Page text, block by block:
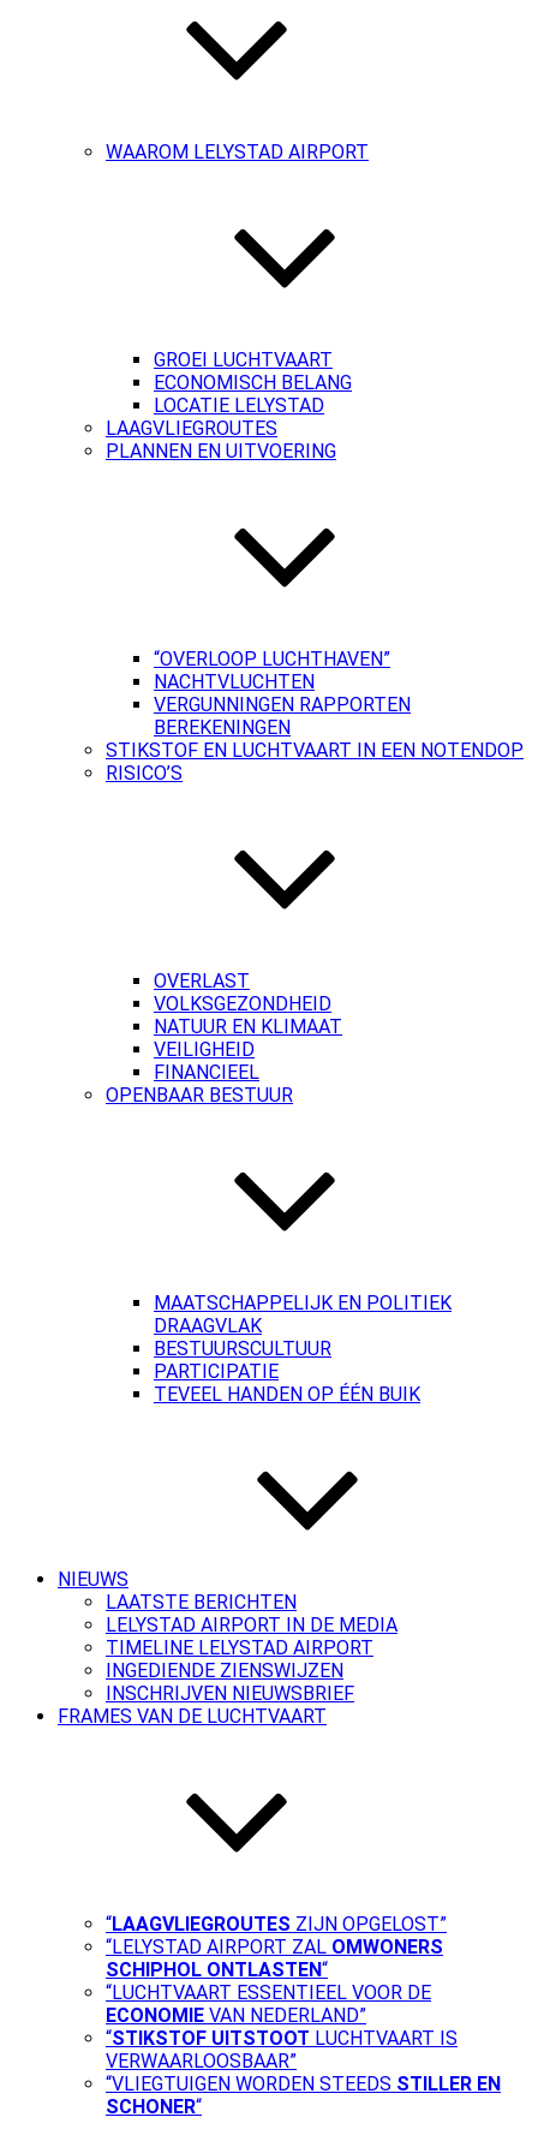
WAAROM LELYSTAD AIRPORT
GROEI LUCHTVAART
ECONOMISCH BELANG
LOCATIE LELYSTAD
LAAGVLIEGROUTES
PLANNEN EN UITVOERING
“OVERLOOP LUCHTHAVEN”
NACHTVLUCHTEN
VERGUNNINGEN RAPPORTEN
BEREKENINGEN
STIKSTOF EN LUCHTVAART IN EEN NOTENDOP
RISICO’S
OVERLAST
VOLKSGEZONDHEID
NATUUR EN KLIMAAT
VEILIGHEID
FINANCIEEL
OPENBAAR BESTUUR
MAATSCHAPPELIJK EN POLITIEK
DRAAGVLAK
BESTUURSCULTUUR
PARTICIPATIE
TEVEEL HANDEN OP ÉÉN BUIK
NIEUWS
LAATSTE BERICHTEN
LELYSTAD AIRPORT IN DE MEDIA
TIMELINE LELYSTAD AIRPORT
INGEDIENDE ZIENSWIJZEN
INSCHRIJVEN NIEUWSBRIEF
FRAMES VAN DE LUCHTVAART
“LAAGVLIEGROUTES ZIJN OPGELOST”
“LELYSTAD AIRPORT ZAL OMWONERS
SCHIPHOL ONTLASTEN“
“LUCHTVAART ESSENTIEEL VOOR DE
ECONOMIE VAN NEDERLAND”
“STIKSTOF UITSTOOT LUCHTVAART IS
VERWAARLOOSBAAR”
“VLIEGTUIGEN WORDEN STEEDS STILLER EN
SCHONER“